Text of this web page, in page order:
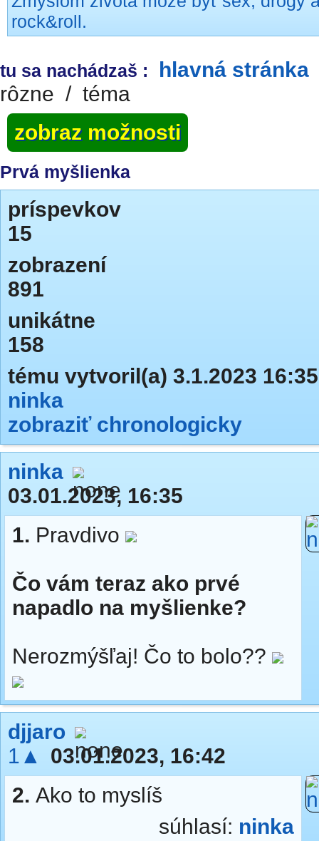
rock&roll.
tu sa nachádzaš : hlavná stránka
rôzne / téma
zobraz možnosti
Prvá myšlienka
príspevkov
15
zobrazení
891
unikátne
158
tému vytvoril(a) 3.1.2023 16:35
ninka
zobraziť chronologicky
ninka
03.01.2023, 16:35
1. Pravdivo
Čo vám teraz ako prvé
napadlo na myšlienke?
Nerozmýšľaj! Čo to bolo??
djjaro
1▲
03.01.2023, 16:42
2. Ako to myslíš
súhlasí: ninka